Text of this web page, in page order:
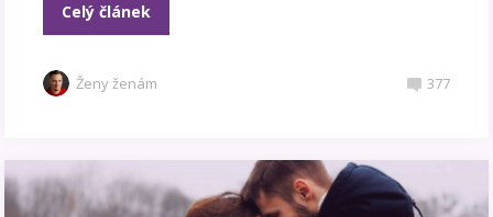
Celý článek
Ženy ženám 377